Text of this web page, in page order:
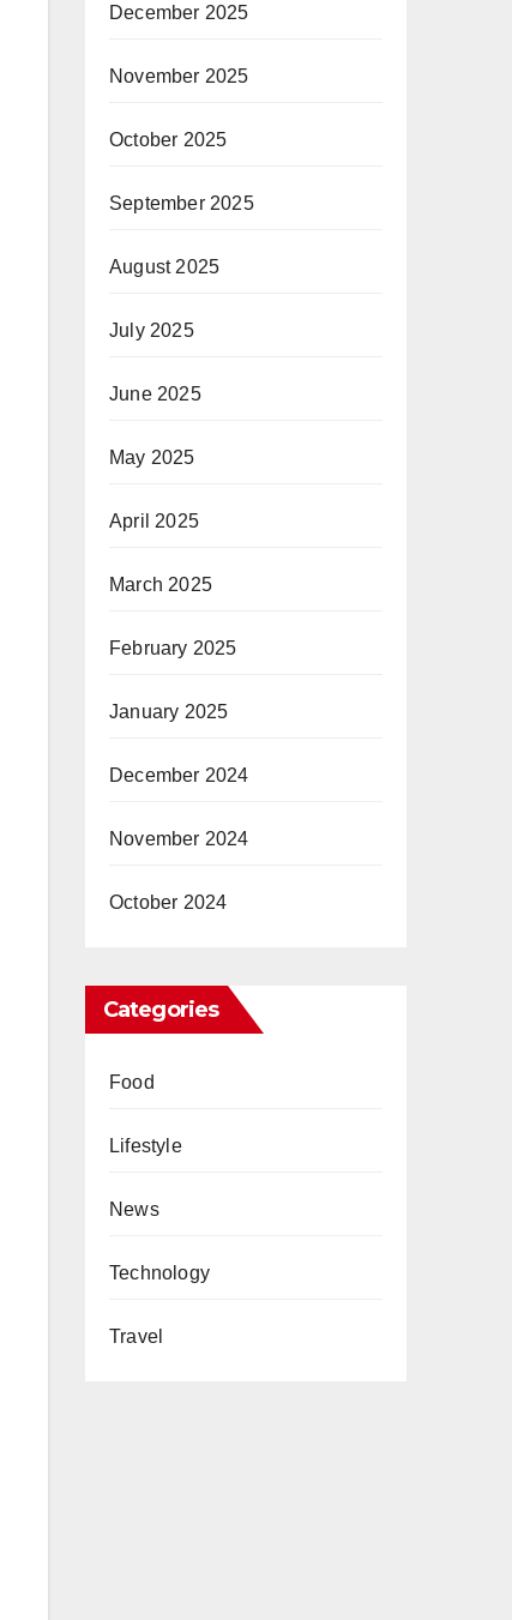
December 2025
November 2025
October 2025
September 2025
August 2025
July 2025
June 2025
May 2025
April 2025
March 2025
February 2025
January 2025
December 2024
November 2024
October 2024
Categories
Food
Lifestyle
News
Technology
Travel